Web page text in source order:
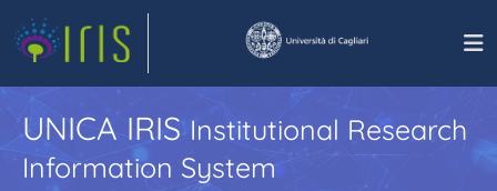
UNICA IRISInstitutional Research
Information System